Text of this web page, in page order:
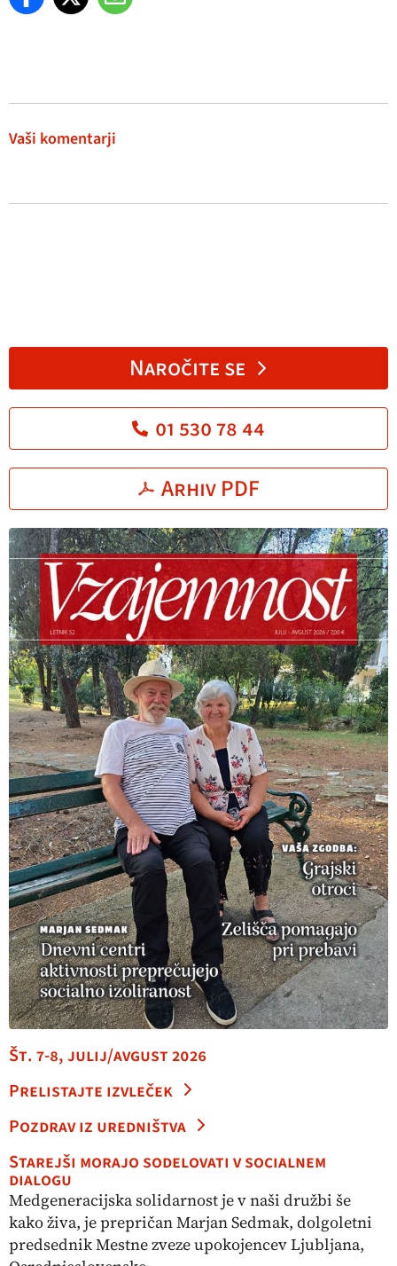
Vaši komentarji
Naročite se
01 530 78 44
Arhiv PDF
Št. 7-8, julij/avgust 2026
Prelistajte izvleček
Pozdrav iz uredništva
Starejši morajo sodelovati v socialnem
dialogu
Medgeneracijska solidarnost je v naši družbi še
kako živa, je prepričan Marjan Sedmak, dolgoletni
predsednik Mestne zveze upokojencev Ljubljana,